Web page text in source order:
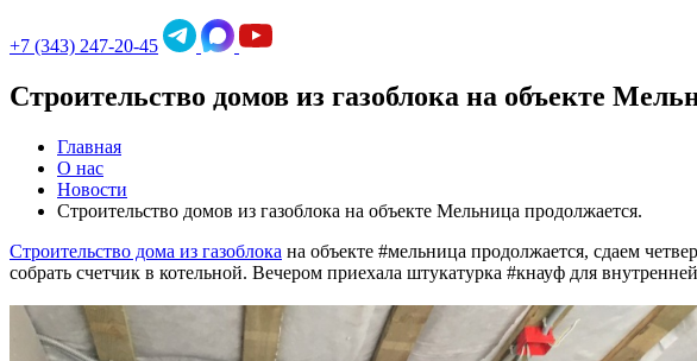
+7 (343) 247-20-45
Строительство домов из газоблока на объекте
Главная
О нас
Новости
Строительство домов из газоблока на объекте Мельница продолжается.
Строительство дома из газоблока на объекте #мельница продолжается, сдаем
собрать счетчик в котельной. Вечером приехала штукатурка ‪#‎кнауф‬ для